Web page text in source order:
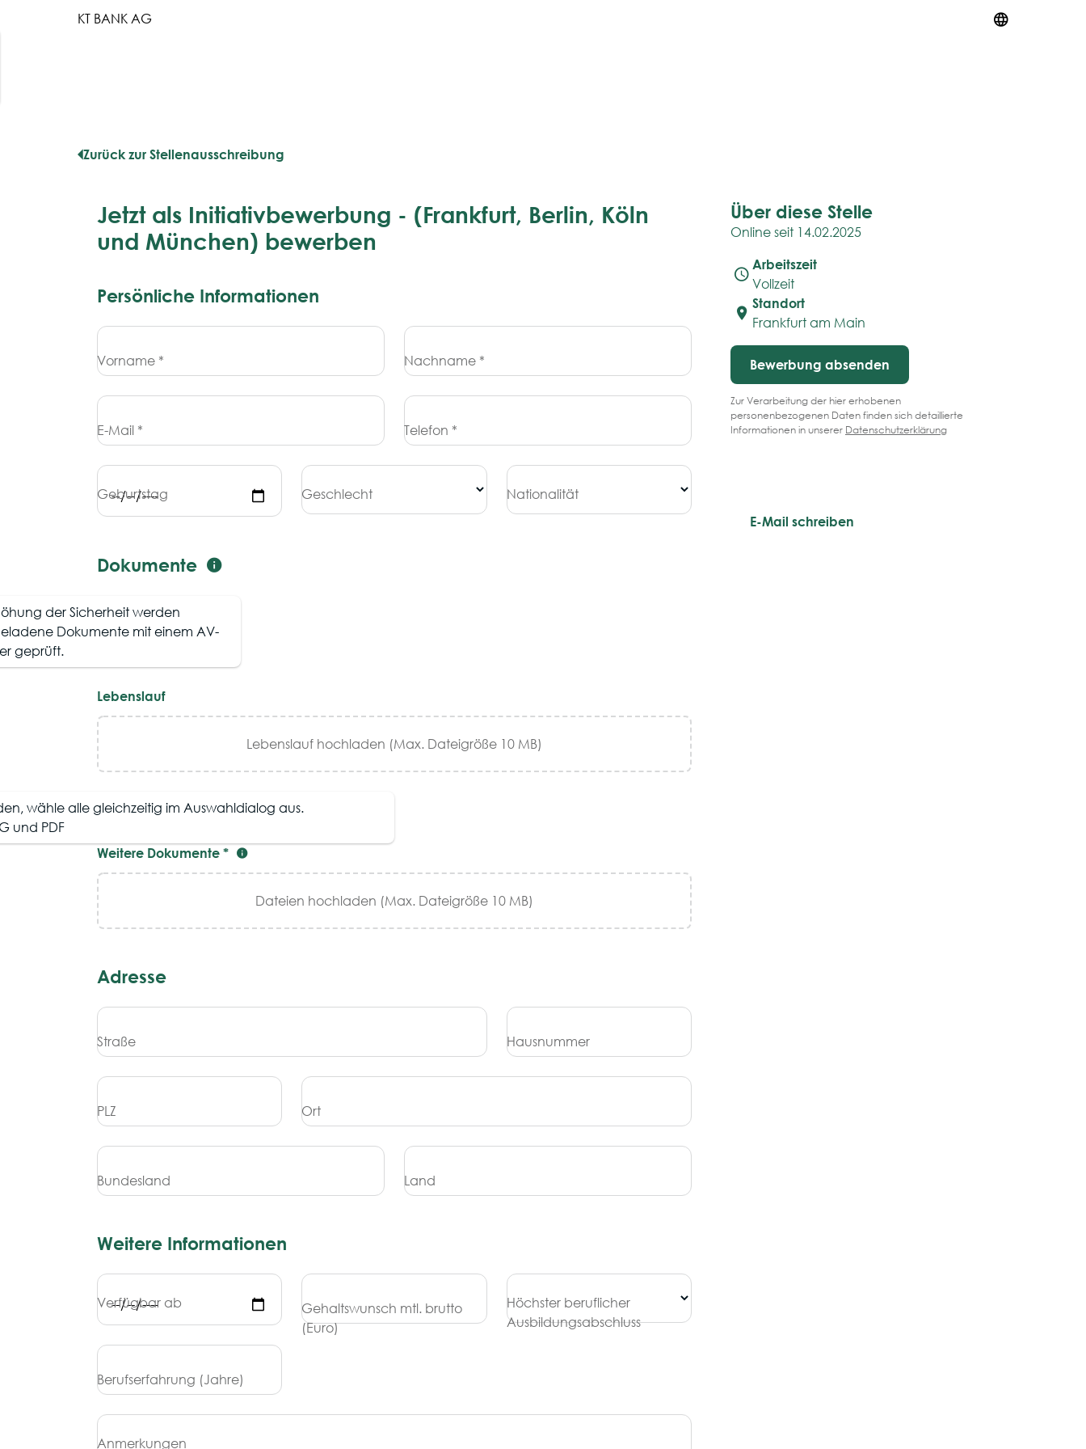
KT BANK AG
Zurück zur Stellenausschreibung
Jetzt als Initiativbewerbung - (Frankfurt, Berlin, Köln
und München) bewerben
Persönliche Informationen
Vorname * Nachname *
E-Mail * Telefon *
Geburtstag Geschlecht Nationalität
Dokumente
der Sicherheit werden
Dokumente mit einem AV-
geprüft.
Lebenslauf
Lebenslauf hochladen (Max. Dateigröße 10 MB)
wähle alle gleichzeitig im Auswahldialog aus.
und PDF
Weitere Dokumente *
Dateien hochladen (Max. Dateigröße 10 MB)
Adresse
Straße Hausnummer
PLZ Ort
Bundesland Land
Weitere Informationen
Verfügbar ab
Gehaltswunsch mtl. brutto
(Euro)
Höchster beruflicher
Ausbildungsabschluss
Berufserfahrung (Jahre)
Anmerkungen
Über diese Stelle
Online seit 14.02.2025
Arbeitszeit
Vollzeit
Standort
Frankfurt am Main
Bewerbung absenden
Zur Verarbeitung der hier erhobenen
personenbezogenen Daten finden sich detaillierte
Informationen in unserer Datenschutzerklärung
E-Mail schreiben